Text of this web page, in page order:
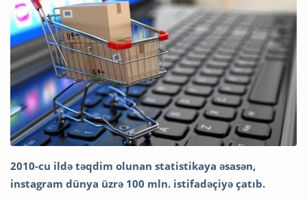
2010-cu ildə təqdim olunan statistikaya əsasən,
instagram dünya üzrə 100 mln. istifadəçiyə çatıb.